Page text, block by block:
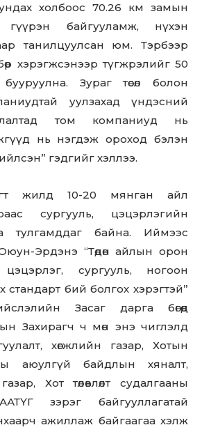
холбоос 70.26 км замын
гүүрэн байгууламж, нүхэн
танилцуулсан юм. Тэрбээр
хэрэгжсэнээр түгжрэлийг 50
Зураг төсөл болон
уулзахад үндэсний
том компаниуд нь
нь нэгдэж ороход бэлэн
гэдгийг хэллээ.
жилд 10-20 мянган айл
сургууль, цэцэрлэгийн
тулгамддаг байна. Иймээс
Эрдэнэ “Төдөн айлын орон
сургууль, ногоон
стандарт бий болгох хэрэгтэй”
Засаг дарга бөгөөд
Захирагч ч мөн энэ чиглэлд
хөгжлийн газар, Хотын
аюулгүй байдлын хяналт,
Хот төлөвлөлт судалгааны
зэрэг байгууллагатай
ажиллаж байгаагаа хэлж